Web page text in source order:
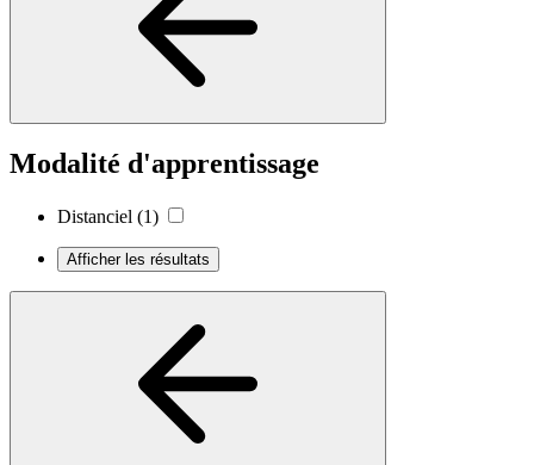
Modalité d'apprentissage
Distanciel (1)
Afficher les résultats